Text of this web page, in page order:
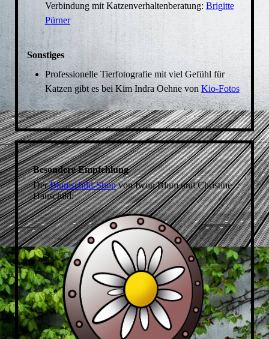
Verbindung mit Katzenverhaltenberatung: Brigitte
Pürner
Sonstiges
Professionelle Tierfotografie mit viel Gefühl für
Katzen gibt es bei Kim Indra Oehne von Kio-Fotos
Besondere Empfehlung
DerBlumschild-Shopvon Iwon Blum und Christine
Hauschild: